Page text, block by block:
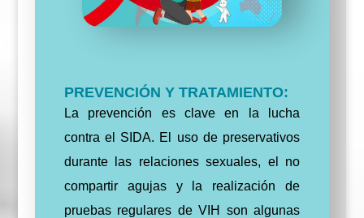
PREVENCIÓN Y TRATAMIENTO:
La prevención es clave en la lucha
contra el SIDA. El uso de preservativos
durante las relaciones sexuales, el no
compartir agujas y la realización de
pruebas regulares de VIH son algunas